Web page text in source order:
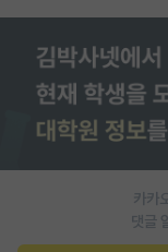
임용 후기 게시판
PI 전용 게시판
인문사회 계열
특수/전문대학
반도체/AI 게시
카카
댓글